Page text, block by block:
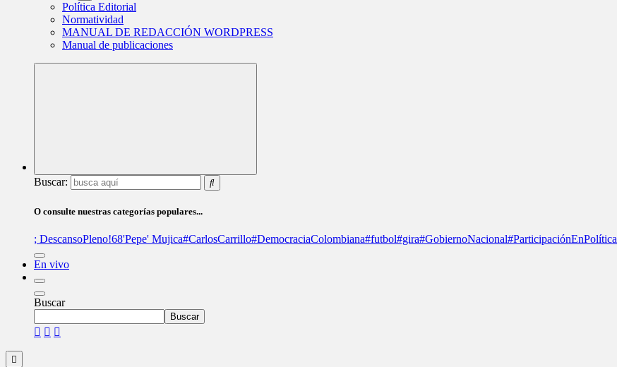
Política Editorial
Normatividad
MANUAL DE REDACCIÓN WORDPRESS
Manual de publicaciones
Buscar:
O consulte nuestras categorías populares...
; DescansoPleno!68'Pepe' Mujica#CarlosCarrillo#DemocraciaColombiana#futbol#gira#GobiernoNacional#ParticipaciónEnPolítica
En vivo
Buscar
Buscar